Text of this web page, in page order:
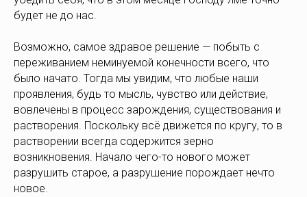
будет не до нас.
Возможно, самое здравое решение — побыть с
переживанием неминуемой конечности всего, что
было начато. Тогда мы увидим, что любые наши
проявления, будь то мысль, чувство или действие,
вовлечены в процесс зарождения, существования и
растворения. Поскольку всё движется по кругу, то в
растворении всегда содержится зерно
возникновения. Начало чего-то нового может
разрушить старое, а разрушение порождает нечто
новое.